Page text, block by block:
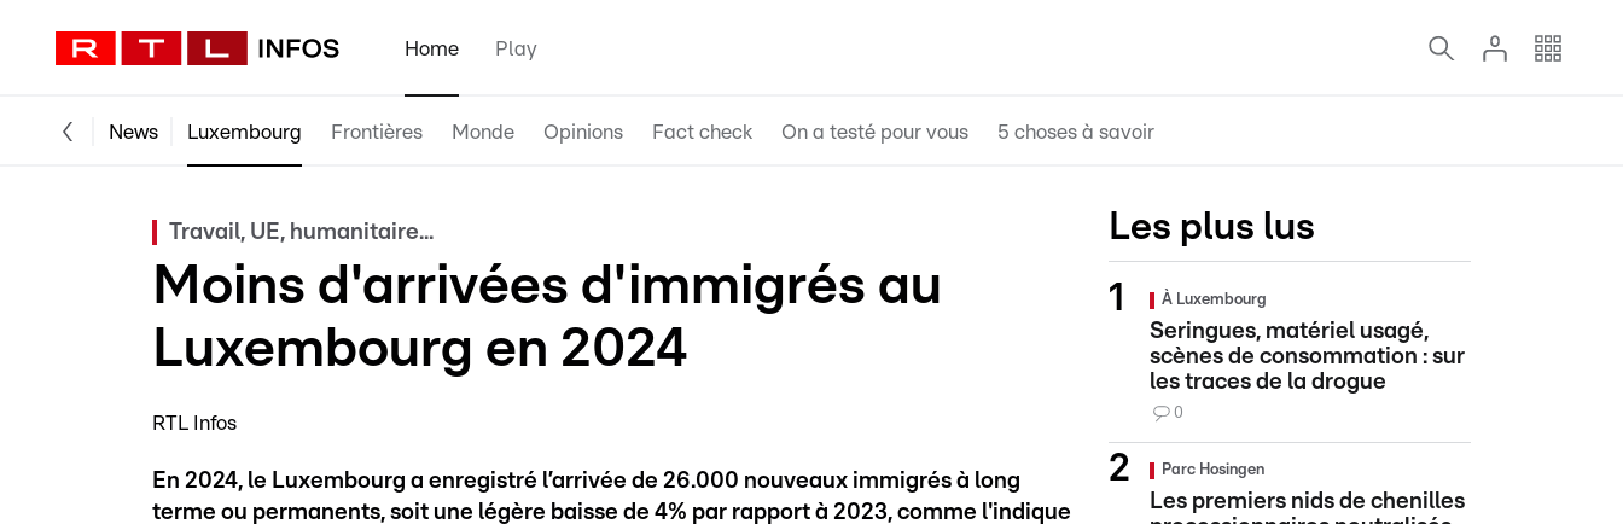
Home Play
News Luxembourg Frontières Monde Opinions Fact check On a testé pour vous 5 choses à savoir
Travail, UE, humanitaire...
Moins d'arrivées d'immigrés au
Luxembourg en 2024
RTL Infos
En 2024, le Luxembourg a enregistré l’arrivée de 26.000 nouveaux immigrés à long
terme ou permanents, soit une légère baisse de 4% par rapport à 2023, comme l'indique
Les plus lus
À Luxembourg
Seringues, matériel usagé,
scènes de consommation : sur
les traces de la drogue
0
Parc Hosingen
Les premiers nids de chenilles